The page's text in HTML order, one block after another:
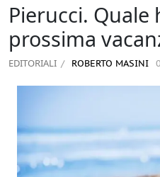
Pierucci. Quale
prossima
EDITORIALI ROBERTO MASINI